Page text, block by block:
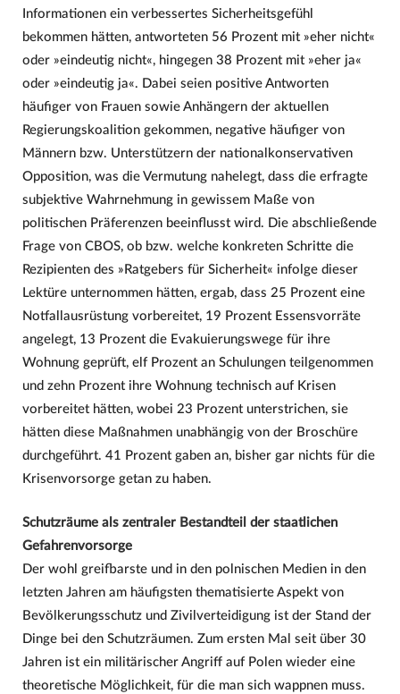
Informationen ein verbessertes Sicherheitsgefühl
bekommen hätten, antworteten 56 Prozent mit »eher nicht«
oder »eindeutig nicht«, hingegen 38 Prozent mit »eher ja«
oder »eindeutig ja«. Dabei seien positive Antworten
häufiger von Frauen sowie Anhängern der aktuellen
Regierungskoalition gekommen, negative häufiger von
Männern bzw. Unterstützern der nationalkonservativen
Opposition, was die Vermutung nahelegt, dass die erfragte
subjektive Wahrnehmung in gewissem Maße von
politischen Präferenzen beeinflusst wird. Die abschließende
Frage von CBOS, ob bzw. welche konkreten Schritte die
Rezipienten des »Ratgebers für Sicherheit« infolge dieser
Lektüre unternommen hätten, ergab, dass 25 Prozent eine
Notfallausrüstung vorbereitet, 19 Prozent Essensvorräte
angelegt, 13 Prozent die Evakuierungswege für ihre
Wohnung geprüft, elf Prozent an Schulungen teilgenommen
und zehn Prozent ihre Wohnung technisch auf Krisen
vorbereitet hätten, wobei 23 Prozent unterstrichen, sie
hätten diese Maßnahmen unabhängig von der Broschüre
durchgeführt. 41 Prozent gaben an, bisher gar nichts für die
Krisenvorsorge getan zu haben.
Schutzräume als zentraler Bestandteil der staatlichen
Gefahrenvorsorge
Der wohl greifbarste und in den polnischen Medien in den
letzten Jahren am häufigsten thematisierte Aspekt von
Bevölkerungsschutz und Zivilverteidigung ist der Stand der
Dinge bei den Schutzräumen. Zum ersten Mal seit über 30
Jahren ist ein militärischer Angriff auf Polen wieder eine
theoretische Möglichkeit, für die man sich wappnen muss.